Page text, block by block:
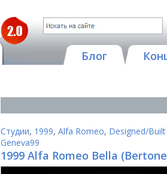
Блог
Студии, 1999, Alfa Romeo, Designed/
Geneva99
1999 Alfa Romeo Bella